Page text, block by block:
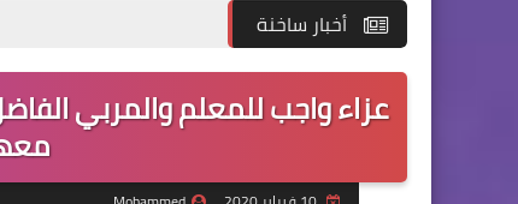
أخبار ساخنة
عزاء واجب للمعلم والمربي